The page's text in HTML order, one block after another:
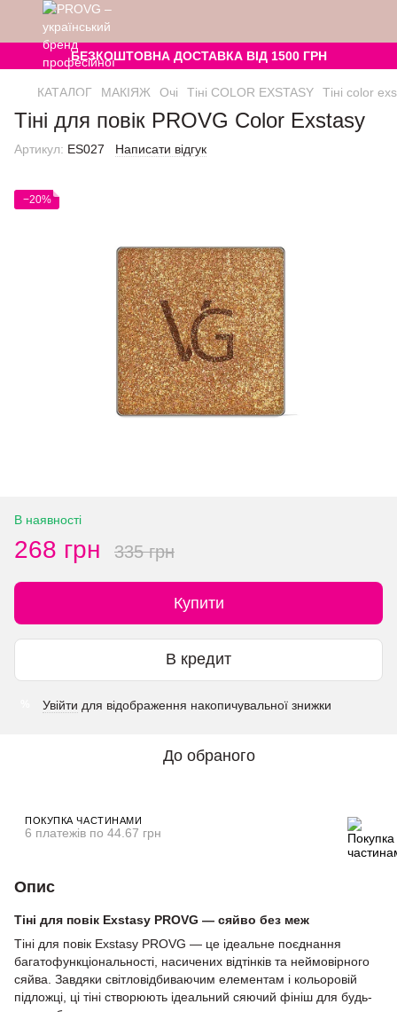
БЕЗКОШТОВНА ДОСТАВКА ВІД 1500 ГРН
КАТАЛОГ МАКІЯЖ Очі Тіні COLOR EXSTASY Тіні color
Тіні для повік PROVG Color Exstasy
Артикул: ES027 Написати відгук
−20%
В наявності
268 грн 335 грн
Купити
В кредит
Увійти для відображення накопичувальної знижки
До обраного
ПОКУПКА ЧАСТИНАМИ
6 платежів по 44.67 грн
Опис
Тіні для повік Exstasy PROVG — сяйво без меж
Тіні для повік Exstasy PROVG — це ідеальне поєднання
багатофункціональності, насичених відтінків та неймовірного
сяйва. Завдяки світловідбиваючим елементам і кольоровій
підложці, ці тіні створюють ідеальний сяючий фініш для будь-